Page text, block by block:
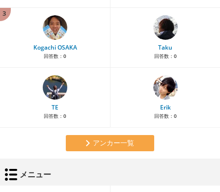
3
Kogachi OSAKA
回答数： 0
Taku
回答数： 0
TE
回答数： 0
Erik
回答数： 0
アンカー一覧
メニュー